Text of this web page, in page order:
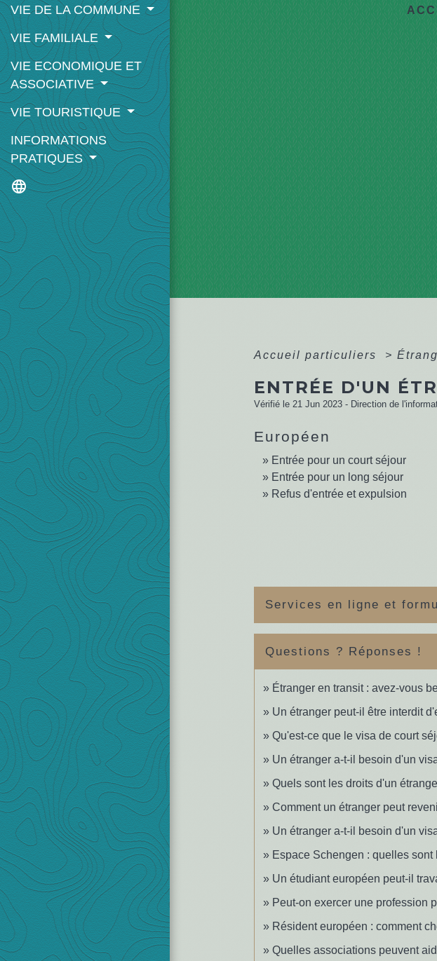
VIE DE LA COMMUNE
VIE FAMILIALE
VIE ECONOMIQUE ET
ASSOCIATIVE
VIE TOURISTIQUE
INFORMATIONS
PRATIQUES
language
Accueil particuliers >
ENTRÉE D'UN
Vérifié le 21 Jun 2023 - Direction de
Européen
Entrée pour un court séjour
Entrée pour un long séjour
Refus d'entrée et expulsion
Services en ligne et
Questions ? Réponses !
Étranger en transit : avez-vous
Un étranger peut-il être interdit
Qu'est-ce que le visa de court
Un étranger a-t-il besoin d'un
Quels sont les droits d'un
Comment un étranger peut
Un étranger a-t-il besoin d'un
Espace Schengen : quelles
Un étudiant européen peut-il
Peut-on exercer une profession
Résident européen : comment
Quelles associations peuvent